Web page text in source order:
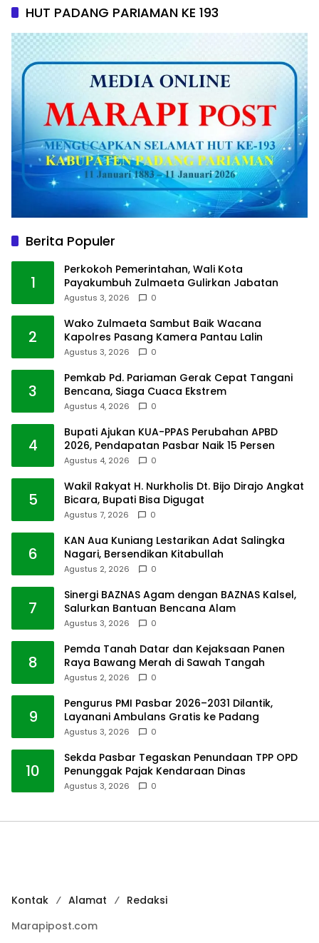
HUT PADANG PARIAMAN KE 193
Berita Populer
1
Perkokoh Pemerintahan, Wali Kota
Payakumbuh Zulmaeta Gulirkan Jabatan
Agustus 3, 2026 0
2
Wako Zulmaeta Sambut Baik Wacana
Kapolres Pasang Kamera Pantau Lalin
Agustus 3, 2026 0
3
Pemkab Pd. Pariaman Gerak Cepat Tangani
Bencana, Siaga Cuaca Ekstrem
Agustus 4, 2026 0
4
Bupati Ajukan KUA-PPAS Perubahan APBD
2026, Pendapatan Pasbar Naik 15 Persen
Agustus 4, 2026 0
5
Wakil Rakyat H. Nurkholis Dt. Bijo Dirajo Angkat
Bicara, Bupati Bisa Digugat
Agustus 7, 2026 0
6
KAN Aua Kuniang Lestarikan Adat Salingka
Nagari, Bersendikan Kitabullah
Agustus 2, 2026 0
7
Sinergi BAZNAS Agam dengan BAZNAS Kalsel,
Salurkan Bantuan Bencana Alam
Agustus 3, 2026 0
8
Pemda Tanah Datar dan Kejaksaan Panen
Raya Bawang Merah di Sawah Tangah
Agustus 2, 2026 0
9
Pengurus PMI Pasbar 2026–2031 Dilantik,
Layanani Ambulans Gratis ke Padang
Agustus 3, 2026 0
10
Sekda Pasbar Tegaskan Penundaan TPP OPD
Penunggak Pajak Kendaraan Dinas
Agustus 3, 2026 0
Kontak Alamat
Redaksi
Marapipost.com